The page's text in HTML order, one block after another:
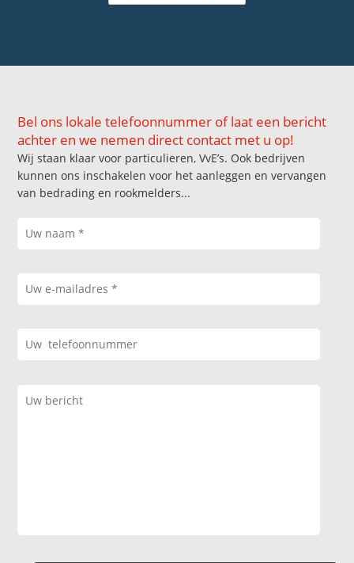
Bel ons lokale telefoonnummer of laat een bericht
achter en we nemen direct contact met u op!
Wij staan klaar voor particulieren, VvE’s. Ook bedrijven
kunnen ons inschakelen voor het aanleggen en vervangen
van bedrading en rookmelders...